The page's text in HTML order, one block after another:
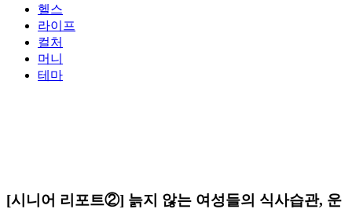
헬스
라이프
컬처
머니
테마
[시니어 리포트②] 늙지 않는 여성들의 식사습관, 운